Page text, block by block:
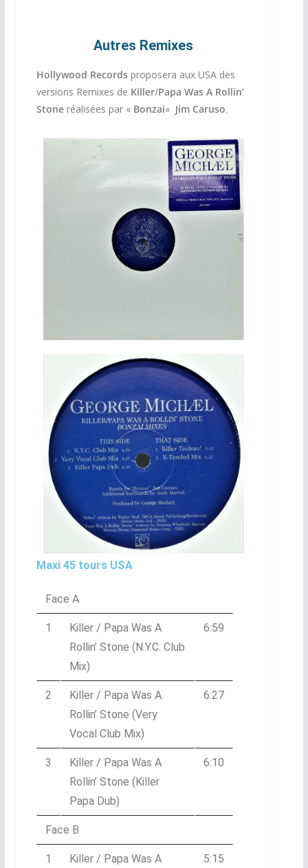
Autres Remixes
Hollywood Recordsproposera aux USA des
versions Remixes de Killer/Papa Was A Rollin’
Stoneréalisées par « Bonzai« Jim Caruso.
Maxi 45 tours USA
Face A
1
Killer / Papa Was A
Rollin’ Stone (N.Y.C. Club
Mix)
6:59
2
Killer / Papa Was A
Rollin’ Stone (Very
Vocal Club Mix)
6:27
3
Killer / Papa Was A
Rollin’ Stone (Killer
Papa Dub)
6:10
Face B
1 Killer / Papa Was A 5:15